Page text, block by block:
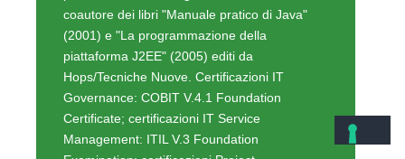
Management: ITIL V.3 Foundation
Examination; certificazioni Project
Management: CSM - Scrum Master, CSPO -
Scrum Product Owner, PMI: 35 contact hours.
Profilo linkedin:
http://www.linkedin.com/pub/stefano-
rossini/30/977/242